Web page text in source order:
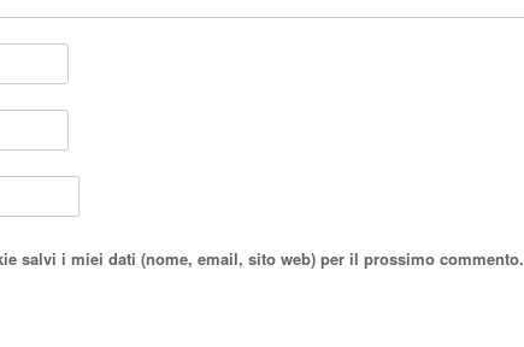
salvi i miei dati (nome, email, sito web) per il prossimo commento.